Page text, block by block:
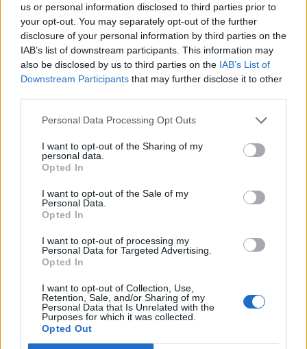
us or personal information disclosed to third parties prior to
your opt-out. You may separately opt-out of the further
disclosure of your personal information by third parties on the
IAB’s list of downstream participants. This information may
also be disclosed by us to third parties on the IAB’s List of
Downstream Participants that may further disclose it to other
Personal Data Processing Opt Outs
I want to opt-out of the Sharing of my
personal data.
Opted In
I want to opt-out of the Sale of my
Personal Data.
Opted In
I want to opt-out of processing my
Personal Data for Targeted Advertising.
Opted In
I want to opt-out of Collection, Use,
Retention, Sale, and/or Sharing of my
Personal Data that Is Unrelated with the
Purposes for which it was collected.
Opted Out
A mí personalmente me encanta, le dá un toque muy
agresivo a ese morro.
¡¡¡ Guille for president !!! ¡¡ enhorabuena francho!!
Y si le une estos faros,ya entonces queda tremendo...
Responder
xavi10
Esta increible. cuando este pintadito y todo eso sera lo hostia en
Menudo crack muchoguille.
Ahora a pensar en la siguiente!!jeje